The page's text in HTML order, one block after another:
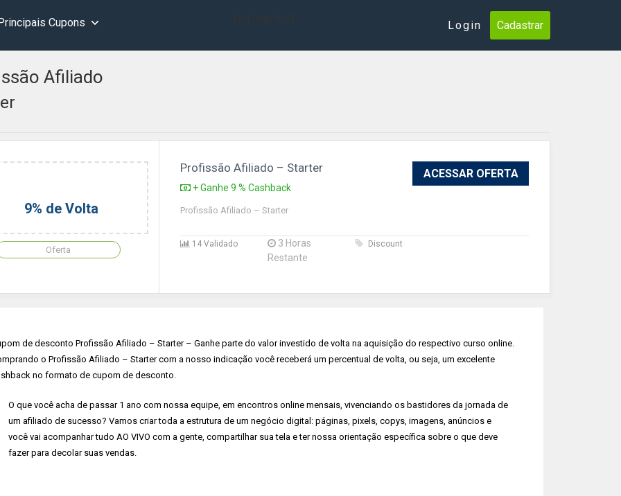
Cupons Login Cadastrar
Afiliado
9% de Volta
Oferta
Profissão Afiliado – Starter
+ Ganhe 9 % Cashback
ACESSAR OFERTA
Profissão Afiliado – Starter
14 Validado
3 Horas
Restante
Discount
de desconto Profissão Afiliado – Starter – Ganhe parte do valor investido de volta na aquisição do respectivo curso online.
o Profissão Afiliado – Starter com a nosso indicação você receberá um percentual de volta, ou seja, um excelente
no formato de cupom de desconto.
O que você acha de passar 1 ano com nossa equipe, em encontros online mensais, vivenciando os bastidores da jornada de
um afiliado de sucesso? Vamos criar toda a estrutura de um negócio digital: páginas, pixels, copys, imagens, anúncios e
você vai acompanhar tudo AO VIVO com a gente, compartilhar sua tela e ter nossa orientação específica sobre o que deve
fazer para decolar suas vendas.